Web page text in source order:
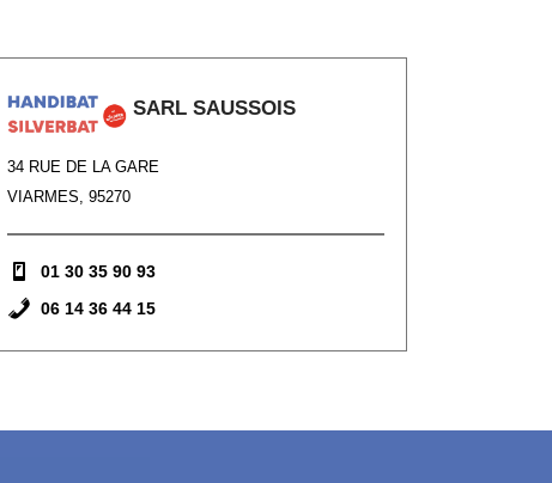
SARL SAUSSOIS
34 RUE DE LA GARE
VIARMES, 95270
01 30 35 90 93
06 14 36 44 15